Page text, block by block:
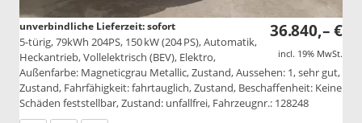
36.840,– €
incl. 19% MwSt.
unverbindliche Lieferzeit: sofort
5-türig, 79kWh 204PS, 150 kW (204 PS), Automatik,
Heckantrieb, Vollelektrisch (BEV), Elektro,
Außenfarbe: Magneticgrau Metallic, Zustand, Aussehen: 1, sehr gut,
Zustand, Fahrfähigkeit: fahrtauglich, Zustand, Beschaffenheit: Keine
Schäden feststellbar, Zustand: unfallfrei, Fahrzeugnr.: 128248